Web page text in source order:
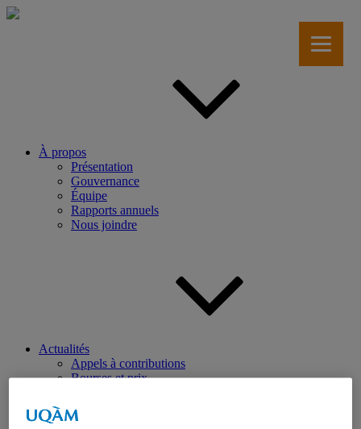
Aller
À propos
Présentation
Gouvernance
Équipe
Rapports annuels
Nous joindre
Actualités
Appels à contributions
Bourses et prix
Dans les médias
Distinctions